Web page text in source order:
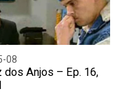
08
dos Anjos – Ep. 16,